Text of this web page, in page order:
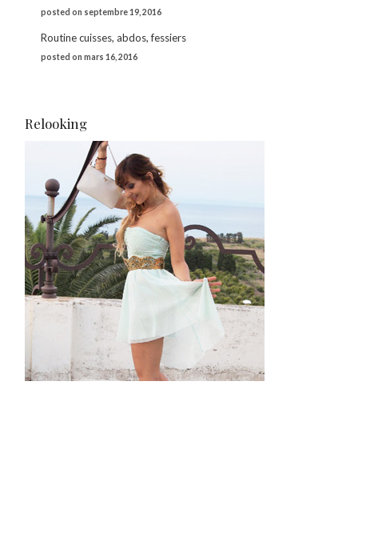
posted on septembre 19, 2016
Routine cuisses, abdos, fessiers
posted on mars 16, 2016
Relooking